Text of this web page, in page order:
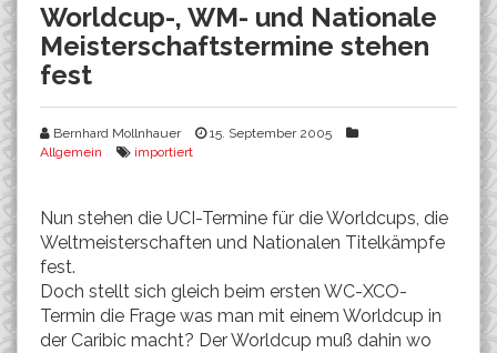
Worldcup-, WM- und Nationale
Meisterschaftstermine stehen
fest
Bernhard Mollnhauer
15. September 2005
Allgemein
importiert
Nun stehen die UCI-Termine für die Worldcups, die
Weltmeisterschaften und Nationalen Titelkämpfe
fest.
Doch stellt sich gleich beim ersten WC-XCO-
Termin die Frage was man mit einem Worldcup in
der Caribic macht? Der Worldcup muß dahin wo